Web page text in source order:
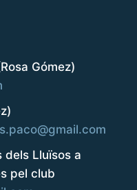
Gómez)
Lluïsos a
pel club